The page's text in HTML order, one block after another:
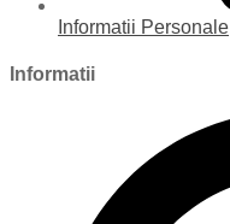
Informatii Personale
Informatii